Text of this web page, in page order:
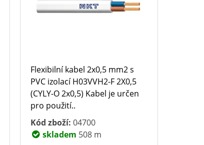
Flexibilní kabel 2x0,5 mm2 s
PVC izolací H03VVH2-F 2X0,5
(CYLY-O 2x0,5) Kabel je určen
pro použití..
Kód zboží: 04700
skladem 508 m